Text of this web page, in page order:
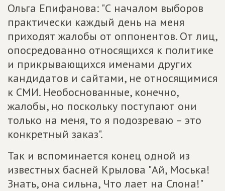
Ольга Епифанова: "С началом выборов
практически каждый день на меня
приходят жалобы от оппонентов. От лиц,
опосредованно относящихся к политике
и прикрывающихся именами других
кандидатов и сайтами, не относящимися
к СМИ. Необоснованные, конечно,
жалобы, но поскольку поступают они
только на меня, то я подозреваю – это
конкретный заказ".
Так и вспоминается конец одной из
известных басней Крылова "Ай, Моська!
Знать, она сильна, Что лает на Слона!"